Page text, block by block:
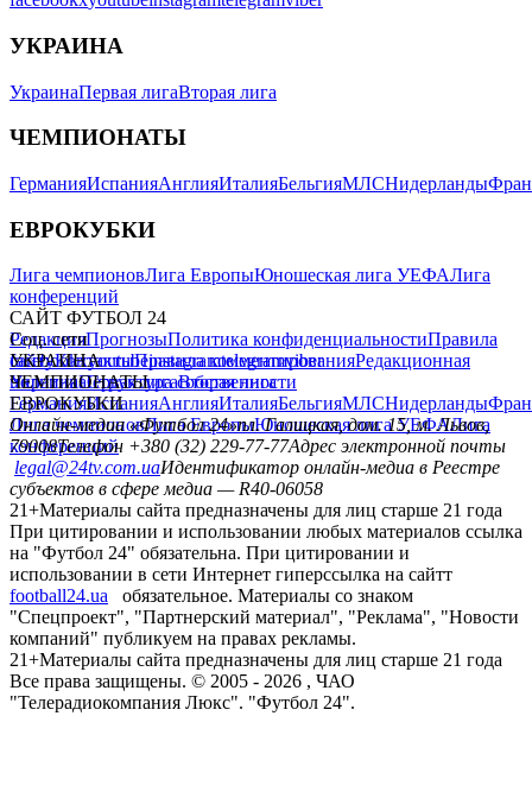
УКРАИНА
УкраинаПервая лигаВторая лига
ЧЕМПИОНАТЫ
ГерманияИспанияАнглияИталияБельгияМЛСНидерланды
ЕВРОКУБКИ
Лига чемпионовЛига ЕвропыЮношеская лига УЕФАЛига
конференций
САЙТ ФУТБОЛ 24
РедакцияПрогнозыПолитика конфиденциальностиПравила
сайтуКонтактыПравила комментированияРедакционная
политикаСтруктура собственности
Соц. сети
facebookxyoutubeinstagramtelegramviber
УКРАИНА
УкраинаПервая лигаВторая лига
ЧЕМПИОНАТЫ
ГерманияИспанияАнглияИталияБельгияМЛСНидерланды
ЕВРОКУБКИ
Лига чемпионовЛига ЕвропыЮношеская лига УЕФАЛига
конференций
Онлайн-медиа «Футбол 24»пл. Галицкая, дом. 15, м. Львов,
79008Телефон +380 (32) 229-77-77Адрес электронной почты
legal@24tv.com.uaИдентификатор онлайн-медиа в Реестре
субъектов в сфере медиа — R40-06058
21+Материалы сайта предназначены для лиц старше 21 года
При цитировании и использовании любых материалов ссылка
на "Футбол 24" обязательна. При цитировании и
использовании в сети Интернет гиперссылка на сайтт
football24.ua
обязательное. Материалы со знаком
"Спецпроект", "Партнерский материал", "Реклама", "Новости
компаний" публикуем на правах рекламы.
21+Материалы сайта предназначены для лиц старше 21 года
Все права защищены. © 2005 - 2026 , ЧАО
"Телерадиокомпания Люкс". "Футбол 24".